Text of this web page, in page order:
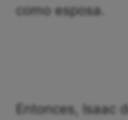
como esposa.
Entonces,